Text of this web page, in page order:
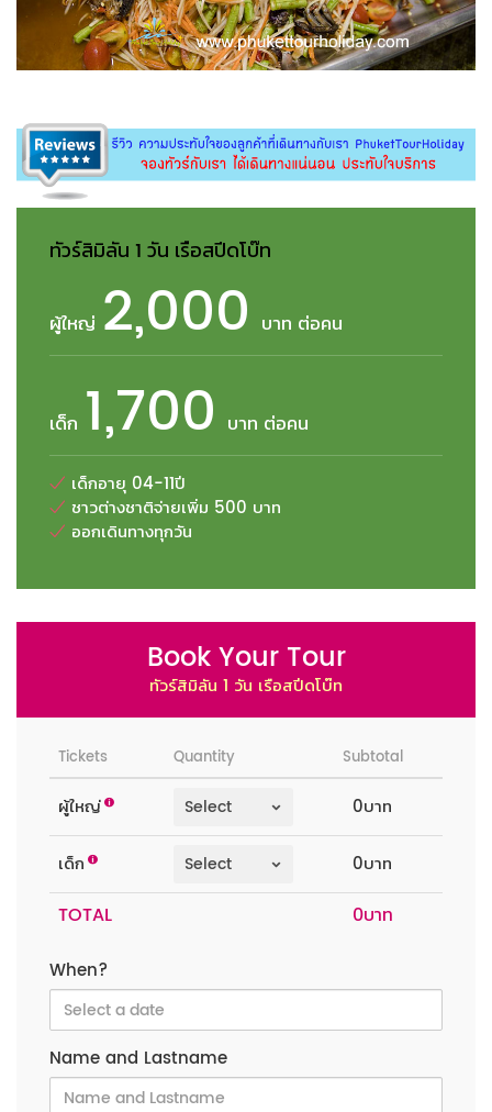
ทัวร์สิมิลัน 1 วัน เรือสปีดโบ๊ท
ผู้ใหญ่ 2,000 บาท ต่อคน
เด็ก 1,700 บาท ต่อคน
เด็กอายุ 04-11ปี
ชาวต่างชาติจ่ายเพิ่ม 500 บาท
ออกเดินทางทุกวัน
Book Your Tour
ทัวร์สิมิลัน 1 วัน เรือสปีดโบ๊ท
Tickets Quantity Subtotal
TOTAL
ผู้ใหญ่ 0บาท
เด็ก 0บาท
When?
Name and Lastname